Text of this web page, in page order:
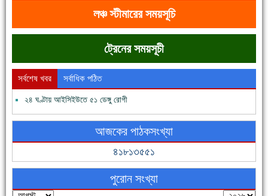
ফরিদগঞ্জের ভূমিহীন ২০ পরিবার আজ নিজের পাকা ঘরে উঠছে
লঞ্চ স্টীমারের সময়সূচি
ট্রেনের সময়সূচী
সর্বশেষ খবর সর্বাধিক পঠিত
২৪ ঘণ্টায় আইসিইউতে ৫১ ডেঙ্গু রোগী
আজকের পাঠকসংখ্যা
৪১৮১৩৫৫১
পুরোন সংখ্যা